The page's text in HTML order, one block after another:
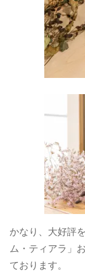
かなり、大好評
ム・ティアラ」
ております。